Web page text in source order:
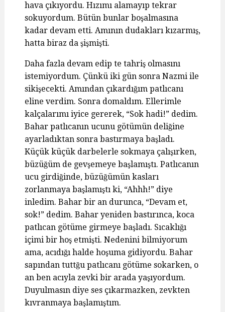
hava çıkıyordu. Hızımı alamayıp tekrar
sokuyordum. Bütün bunlar boşalmasına
kadar devam etti. Amının dudakları kızarmış,
hatta biraz da şişmişti.
Daha fazla devam edip te tahriş olmasını
istemiyordum. Çünkü iki gün sonra Nazmi ile
sikişecekti. Amından çıkardığım patlıcanı
eline verdim. Sonra domaldım. Ellerimle
kalçalarımı iyice gererek, “Sok hadi!” dedim.
Bahar patlıcanın ucunu götümün deliğine
ayarladıktan sonra bastırmaya başladı.
Küçük küçük darbelerle sokmaya çalışırken,
büzüğüm de gevşemeye başlamıştı. Patlıcanın
ucu girdiğinde, büzüğümün kasları
zorlanmaya başlamıştı ki, “Ahhh!” diye
inledim. Bahar bir an durunca, “Devam et,
sok!” dedim. Bahar yeniden bastırınca, koca
patlıcan götüme girmeye başladı. Sıcaklığı
içimi bir hoş etmişti. Nedenini bilmiyorum
ama, acıdığı halde hoşuma gidiyordu. Bahar
sapından tuttğu patlıcanı götüme sokarken, o
an ben acıyla zevki bir arada yaşıyordum.
Duyulmasın diye ses çıkarmazken, zevkten
kıvranmaya başlamıştım.